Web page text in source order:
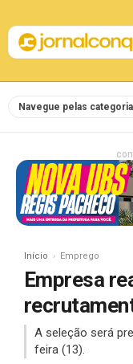
Navegue pelas
Início Emprego
Empresa
A seleção será
feira (13).